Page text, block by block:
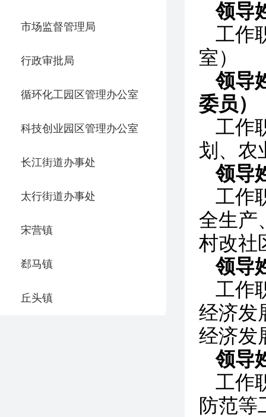
市场监督管理局
行政审批局
循环化工园区管理办公室
科技创业园区管理办公室
长江街道办事处
太行街道办事处
宋营镇
郄马镇
丘头镇
领导
工作
室）
领导
委员）
工作
划、农
领导
工作
全生产
村改社
领导
工作
经济发
经济发
领导
工作
防范等